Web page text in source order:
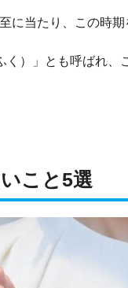
に当たり、この時期
）」とも呼ばれ
こと5選